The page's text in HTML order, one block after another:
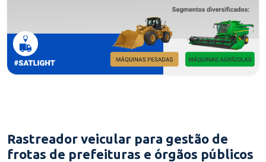
Rastreador veicular para gestão de
frotas de prefeituras e órgãos públicos